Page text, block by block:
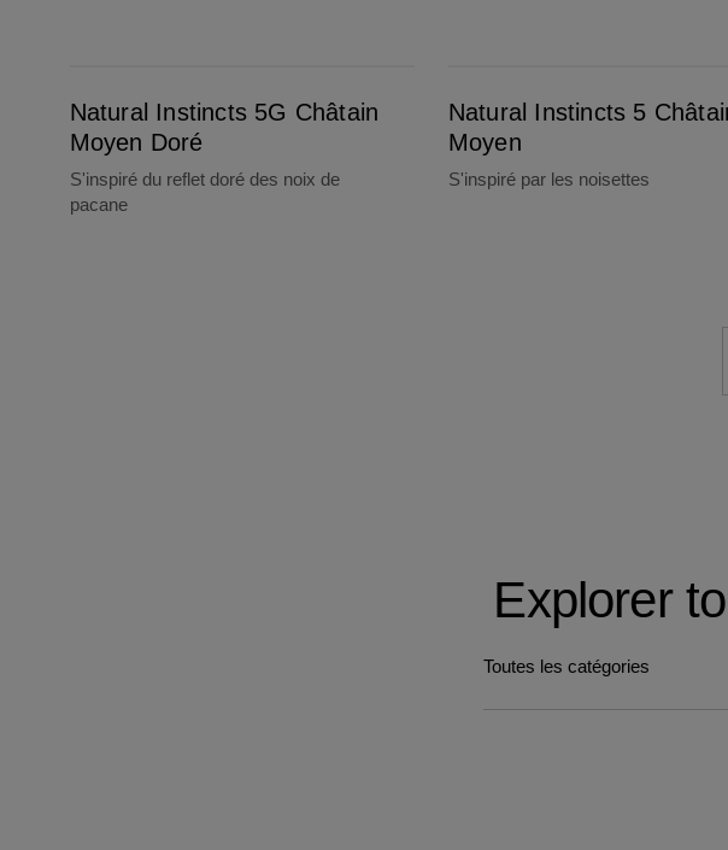
Natural Instincts 5G Châtain
Moyen Doré
S'inspiré du reflet doré des noix de
pacane
Natural Instincts 5
Moyen
S'inspiré par les noisettes
Explorer
Toutes les catégories